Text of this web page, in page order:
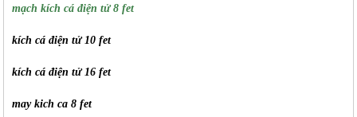
mạch kích cá điện tử 8 fet
kích cá điện tử 10 fet
kích cá điện tử 16 fet
may kich ca 8 fet